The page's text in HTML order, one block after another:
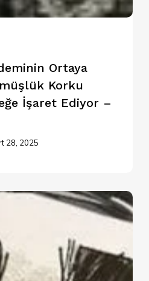
Ortaya
Korku
İşaret Ediyor –
28, 2025